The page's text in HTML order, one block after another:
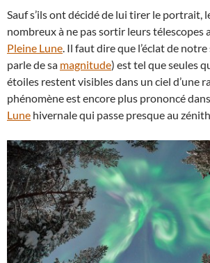
Sauf s’ils ont décidé de lui tirer le portrait,
nombreux à ne pas sortir leurs télescopes
Pleine Lune . Il faut dire que l’éclat de
parle de sa magnitude) est tel que seules
étoiles restent visibles dans un ciel d’une
phénomène est encore plus prononcé dans
Lune hivernale qui passe presque au zénith.